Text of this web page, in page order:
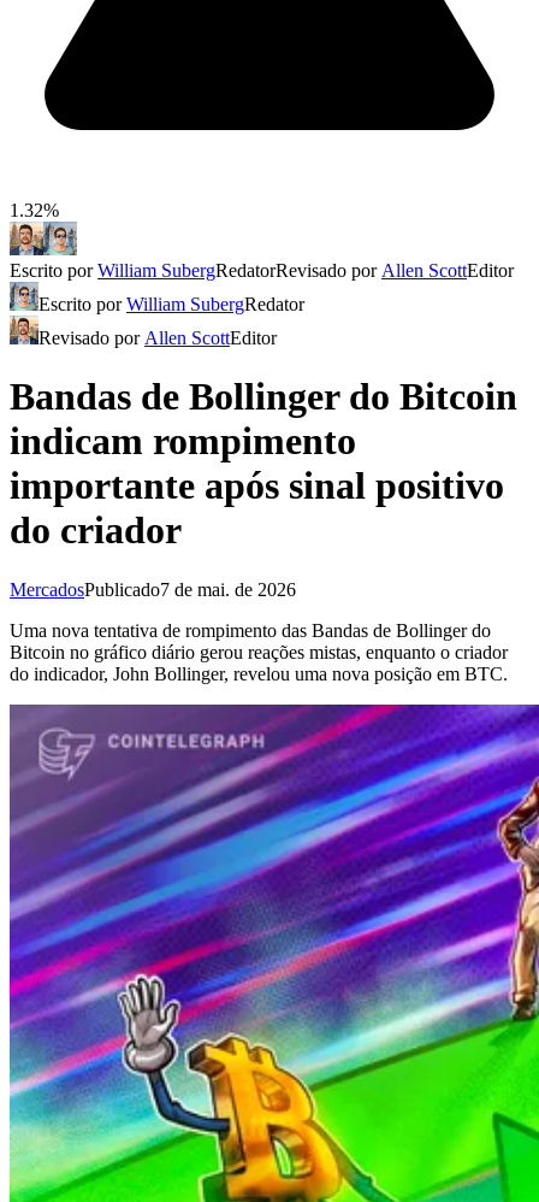
1.32%
Escrito porWilliam SubergRedatorRevisado por Allen ScottEditor
Escrito porWilliam SubergRedator
Revisado por Allen ScottEditor
Bandas de Bollinger do Bitcoin
indicam rompimento
importante após sinal positivo
do criador
MercadosPublicado7 de mai. de 2026
Uma nova tentativa de rompimento das Bandas de Bollinger do
Bitcoin no gráfico diário gerou reações mistas, enquanto o criador
do indicador, John Bollinger, revelou uma nova posição em BTC.